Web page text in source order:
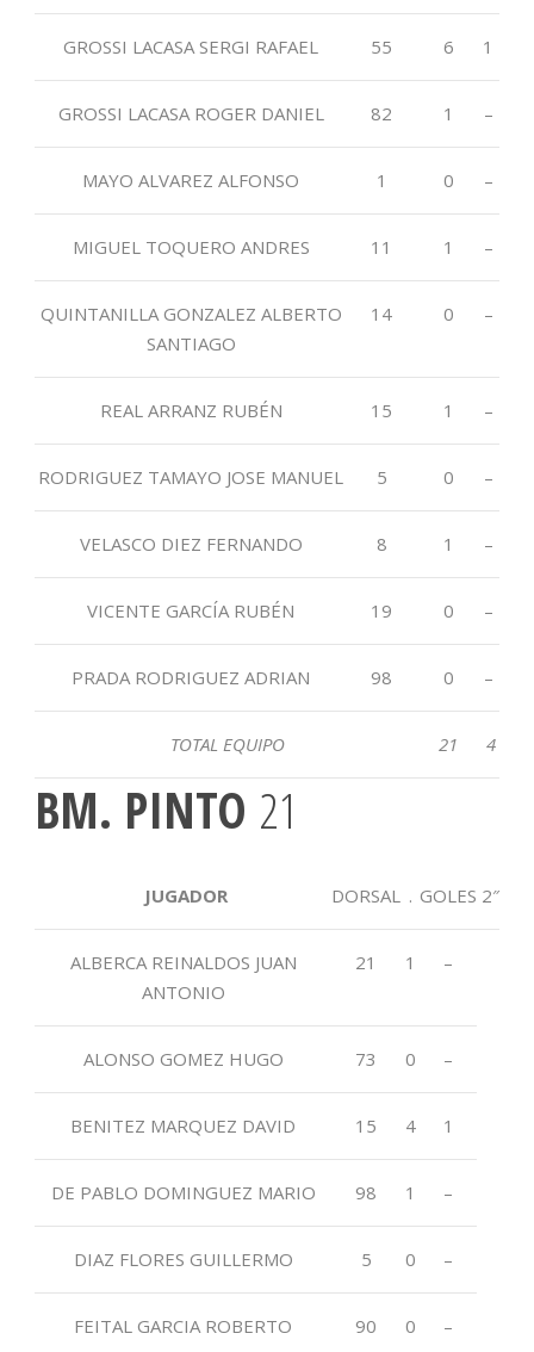
GROSSI LACASA SERGI RAFAEL 55 6 1
GROSSI LACASA ROGER DANIEL 82 1 –
MAYO ALVAREZ ALFONSO 1 0 –
MIGUEL TOQUERO ANDRES 11 1 –
QUINTANILLA GONZALEZ ALBERTO
SANTIAGO
14 0 –
REAL ARRANZ RUBÉN 15 1 –
RODRIGUEZ TAMAYO JOSE MANUEL 5 0 –
VELASCO DIEZ FERNANDO 8 1 –
VICENTE GARCÍA RUBÉN 19 0 –
PRADA RODRIGUEZ ADRIAN 98 0 –
TOTAL EQUIPO 21 4
BM. PINTO 21
JUGADOR DORSAL . GOLES 2″
ALBERCA REINALDOS JUAN
ANTONIO
21 1 –
ALONSO GOMEZ HUGO 73 0 –
BENITEZ MARQUEZ DAVID 15 4 1
DE PABLO DOMINGUEZ MARIO 98 1 –
DIAZ FLORES GUILLERMO 5 0 –
FEITAL GARCIA ROBERTO 90 0 –